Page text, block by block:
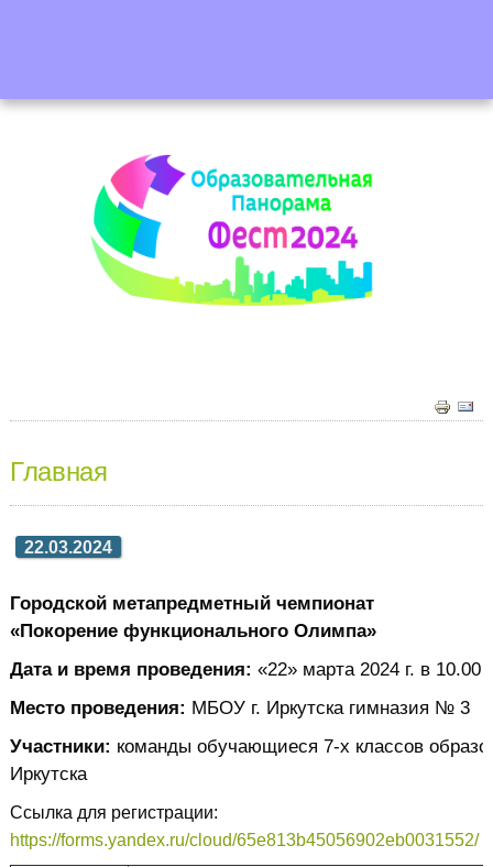
Главная
22.03.2024
Городской метапредметный чемпионат
«Покорение функционального Олимпа»
Дата и время проведения: «22» марта 2024 г. в 10.00
Местопроведения: МБОУ г. Иркутска гимназия № 3
Участники: команды обучающиеся 7-х классов
Иркутска
Ссылка для регистрации:
https://forms.yandex.ru/cloud/65e813b45056902eb0031552/